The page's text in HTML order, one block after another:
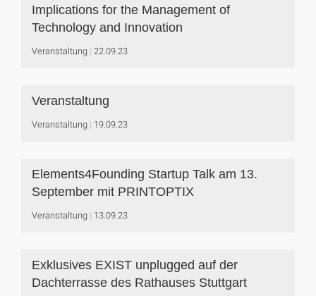
Implications for the Management of
Technology and Innovation
Veranstaltung 22.09.23
Veranstaltung
Veranstaltung 19.09.23
Elements4Founding Startup Talk am 13.
September mit PRINTOPTIX
Veranstaltung 13.09.23
Exklusives EXIST unplugged auf der
Dachterrasse des Rathauses Stuttgart